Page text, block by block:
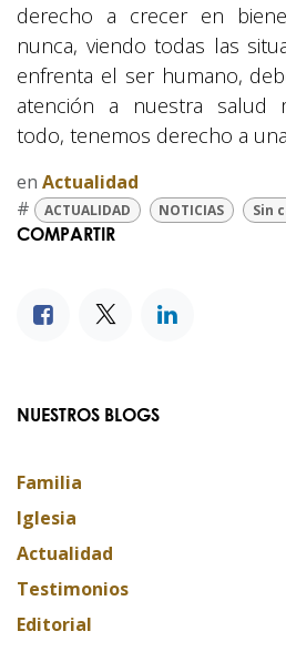
derecho a crecer en
nunca, viendo todas las
enfrenta el ser humano,
atención a nuestra salud
todo, tenemos derecho a
en Actualidad
#
ACTUALIDAD NOTICIAS Sin
COMPARTIR
NUESTROS BLOGS
Familia
Iglesia
Actualidad
Testimonios
Editorial